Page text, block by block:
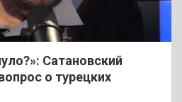
Сатановский
о турецких